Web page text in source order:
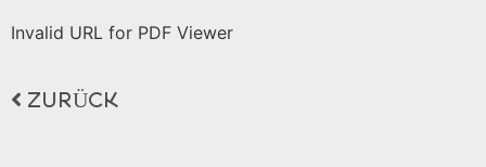
Invalid URL for PDF Viewer
ZURÜCK